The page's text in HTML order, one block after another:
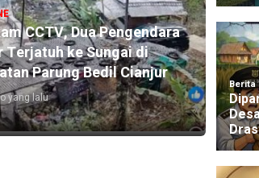
CCTV, Dua Pengendara
Terjatuh ke Sungai di
Parung Bedil Cianjur
yang lalu
dan
1 hari